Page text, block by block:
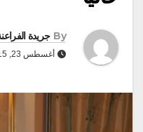
By جريدة
أغسطس 23, 2015